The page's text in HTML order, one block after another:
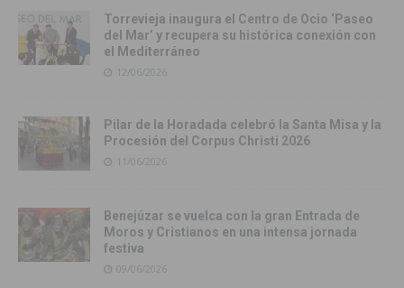
Torrevieja inaugura el Centro de Ocio ‘Paseo
del Mar’ y recupera su histórica conexión con
el Mediterráneo
12/06/2026
Pilar de la Horadada celebró la Santa Misa y la
Procesión del Corpus Christi 2026
11/06/2026
Benejúzar se vuelca con la gran Entrada de
Moros y Cristianos en una intensa jornada
festiva
09/06/2026